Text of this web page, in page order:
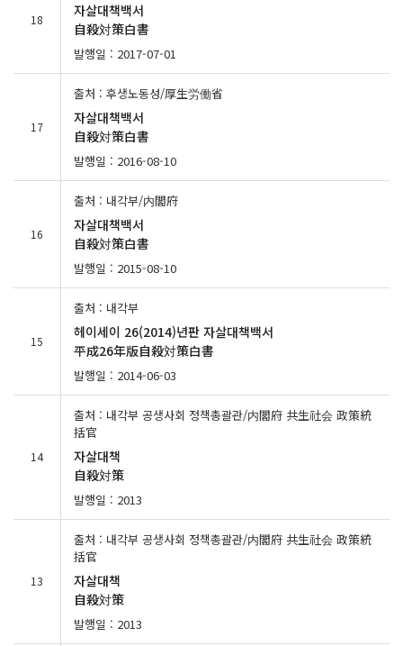
18
자살대책백서
自殺対策白書
발행일 : 2017-07-01
17
출처 : 후생노동성/厚生労働省
자살대책백서
自殺対策白書
발행일 : 2016-08-10
16
출처 : 내각부/内閣府
자살대책백서
自殺対策白書
발행일 : 2015-08-10
15
출처 : 내각부
헤이세이 26(2014)년판 자살대책백서
平成26年版自殺対策白書
발행일 : 2014-06-03
14
출처 : 내각부 공생사회 정책총괄관/内閣府 共生社会 政策統
括官
자살대책
自殺対策
발행일 : 2013
13
출처 : 내각부 공생사회 정책총괄관/内閣府 共生社会 政策統
括官
자살대책
自殺対策
발행일 : 2013